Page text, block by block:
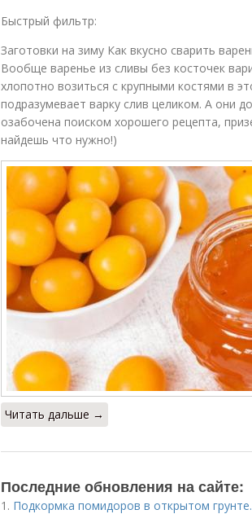
Быстрый фильтр:
Заготовки на зиму Как вкусно сварить
Вообще варенье из сливы без косточек
хлопотно возиться с крупными костями в
подразумевает варку слив целиком. А они
озабочена поиском хорошего рецепта,
найдешь что нужно!)
Читать дальше →
Последние обновления на сайте:
1. Подкормка помидоров в открытом